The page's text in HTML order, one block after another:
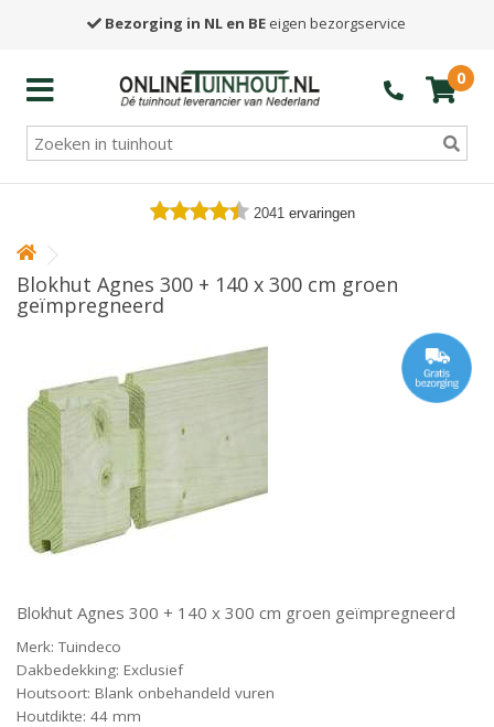
Bezorging in NL en BE eigen bezorgservice
0
2041 ervaringen
Blokhut Agnes 300 + 140 x 300 cm groen
geïmpregneerd
Blokhut Agnes 300 + 140 x 300 cm groen geïmpregneerd
Merk: Tuindeco
Dakbedekking: Exclusief
Houtsoort: Blank onbehandeld vuren
Houtdikte: 44 mm